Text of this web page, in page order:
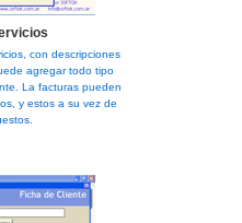
con descripciones
agregar todo tipo
La facturas pueden
y estos a su vez de